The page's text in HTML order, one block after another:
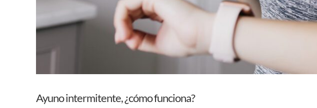
Ayuno intermitente, ¿cómo funciona?